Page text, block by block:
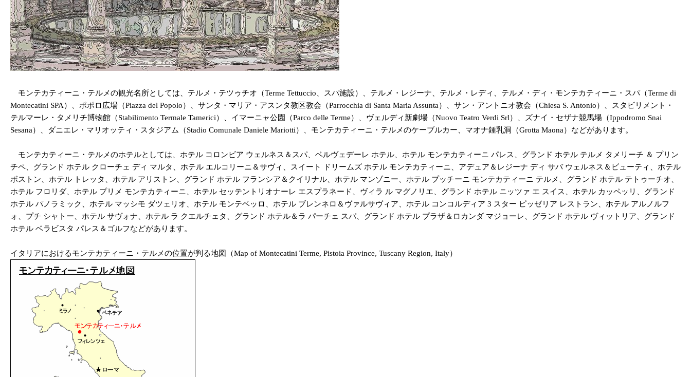
モンテカティーニ・テルメの観光名所としては、テルメ・テツゥチオ（Terme Tettuccio、スパ施設）、テルメ・レジーナ、テルメ・レディ、テルメ・ディ・モンテカティーニ・スパ（Terme di
Montecatini SPA）、ポポロ広場（Piazza del Popolo）、サンタ・マリア・アスンタ教区教会（Parrocchia di Santa Maria Assunta）、サン・アントニオ教会（Chiesa S. Antonio）、スタビリメント・
テルマーレ・タメリチ博物館（Stabilimento Termale Tamerici）、イマーニャ公園（Parco delle Terme）、ヴェルディ新劇場（Nuovo Teatro Verdi Srl）、ズナイ・セザナ競馬場（Ippodromo Snai
Sesana）、ダニエレ・マリオッティ・スタジアム（Stadio Comunale Daniele Mariotti）、モンテカティーニ・テルメのケーブルカー、マオナ鍾乳洞（Grotta Maona）などがあります。
モンテカティーニ・テルメのホテルとしては、ホテル コロンビア ウェルネス＆スパ、ベルヴェデーレ ホテル、ホテル モンテカティーニ パレス、グランド ホテル テルメ タメリーチ ＆ プリン
チペ、グランド ホテル クローチェ ディ マルタ、ホテル エルコリーニ＆サヴィ、スイート ドリームズ ホテル モンテカティーニ、アデュア＆レジーナ ディ サバ ウェルネス＆ビューティ、ホテル
ボストン、ホテル トレッタ、ホテル アリストン、グランド ホテル フランシア＆クイリナル、ホテル マンゾニー、ホテル プッチーニ モンテカティーニ テルメ、グランド ホテル テトゥーチオ、
ホテル フロリダ、ホテル プリメ モンテカティーニ、ホテル セッテントリオナーレ エスプラネード、ヴィラ ル マグノリエ、グランド ホテル ニッツァ エ スイス、ホテル カッペッリ、グランド
ホテル パノラミック、ホテル マッシモ ダツェリオ、ホテル モンテベッロ、ホテル ブレンネロ＆ヴァルサヴィア、ホテル コンコルディア 3 スター ピッゼリア レストラン、ホテル アルノルフ
ォ、プチ シャトー、ホテル サヴォナ、ホテル ラ クエルチェタ、グランド ホテル＆ラ パーチェ スパ、グランド ホテル プラザ＆ロカンダ マジョーレ、グランド ホテル ヴィットリア、グランド
ホテル ベラビスタ パレス＆ゴルフなどがあります。
イタリアにおけるモンテカティーニ・テルメの位置が判る地図（Map of Montecatini Terme, Pistoia Province, Tuscany Region, Italy）